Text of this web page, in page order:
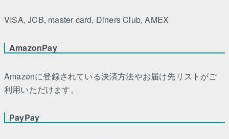
VISA, JCB, master card, Diners Club, AMEX
AmazonPay
Amazonに登録されている決済方法やお届け先リストがご
利用いただけます。
PayPay